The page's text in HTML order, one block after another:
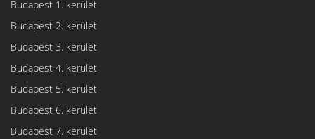
Budapest 1. kerület
Budapest 2. kerület
Budapest 3. kerület
Budapest 4. kerület
Budapest 5. kerület
Budapest 6. kerület
Budapest 7. kerület